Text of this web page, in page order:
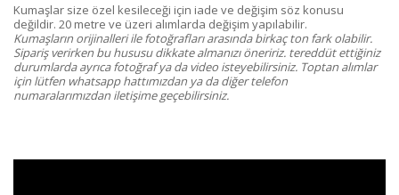
Kumaşlar size özel kesileceği için iade ve değişim söz konusu
değildir. 20 metre ve üzeri alımlarda değişim yapılabilir.
Kumaşların orijinalleri ile fotoğrafları arasında birkaç ton fark olabilir.
Sipariş verirken bu hususu dikkate almanızı öneririz. tereddüt ettiğiniz
durumlarda ayrıca fotoğraf ya da video isteyebilirsiniz. Toptan alımlar
için lütfen whatsapp hattımızdan ya da diğer telefon
numaralarımızdan iletişime geçebilirsiniz.